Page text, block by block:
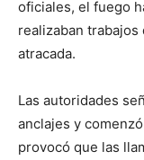
oficiales, el fuego
realizaban trabajos
atracada.
Las autoridades
anclajes y
provocó que las